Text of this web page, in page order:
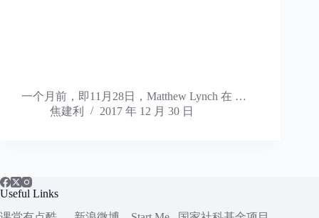
一个月前，即11月28日，Matthew Lynch 在 …
焦建利
2017 年 12 月 30 日
Useful Links